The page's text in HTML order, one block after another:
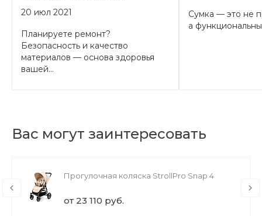
20 июл 2021
Планируете ремонт?
Безопасность и качество
материалов — основа здоровья
вашей...
Сумка — это не
а
Вас могут заинтересовать
Прогулочная коляска StrollPro Snap 4
от 23 110 руб.